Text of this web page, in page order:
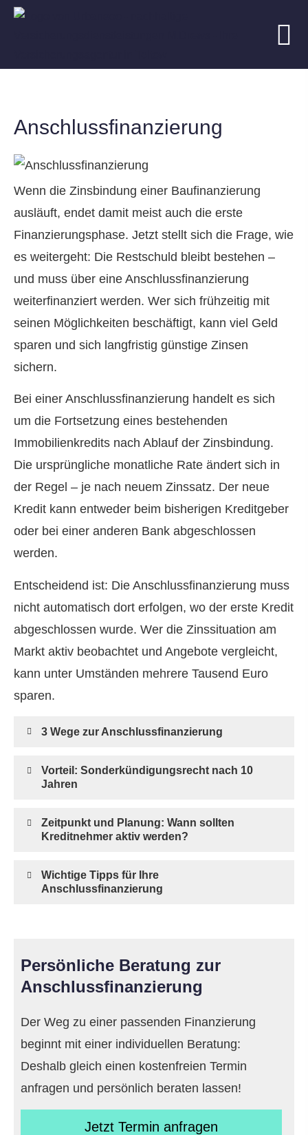
Anschlussfinanzierung
Wenn die Zinsbindung einer Baufinanzierung
ausläuft, endet damit meist auch die erste
Finanzierungsphase. Jetzt stellt sich die Frage, wie
es weitergeht: Die Restschuld bleibt bestehen –
und muss über eine Anschlussfinanzierung
weiterfinanziert werden. Wer sich frühzeitig mit
seinen Möglichkeiten beschäftigt, kann viel Geld
sparen und sich langfristig günstige Zinsen
sichern.
Bei einer Anschlussfinanzierung handelt es sich
um die Fortsetzung eines bestehenden
Immobilienkredits nach Ablauf der Zinsbindung.
Die ursprüngliche monatliche Rate ändert sich in
der Regel – je nach neuem Zinssatz. Der neue
Kredit kann entweder beim bisherigen Kreditgeber
oder bei einer anderen Bank abgeschlossen
werden.
Entscheidend ist: Die Anschlussfinanzierung muss
nicht automatisch dort erfolgen, wo der erste Kredit
abgeschlossen wurde. Wer die Zinssituation am
Markt aktiv beobachtet und Angebote vergleicht,
kann unter Umständen mehrere Tausend Euro
sparen.
3 Wege zur Anschlussfinanzierung
Vorteil: Sonderkündigungsrecht nach 10
Jahren
Zeitpunkt und Planung: Wann sollten
Kreditnehmer aktiv werden?
Wichtige Tipps für Ihre
Anschlussfinanzierung
Persönliche Beratung zur
Anschlussfinanzierung
Der Weg zu einer passenden Finanzierung
beginnt mit einer individuellen Beratung:
Deshalb gleich einen kostenfreien Termin
anfragen und persönlich beraten lassen!
Jetzt Termin anfragen